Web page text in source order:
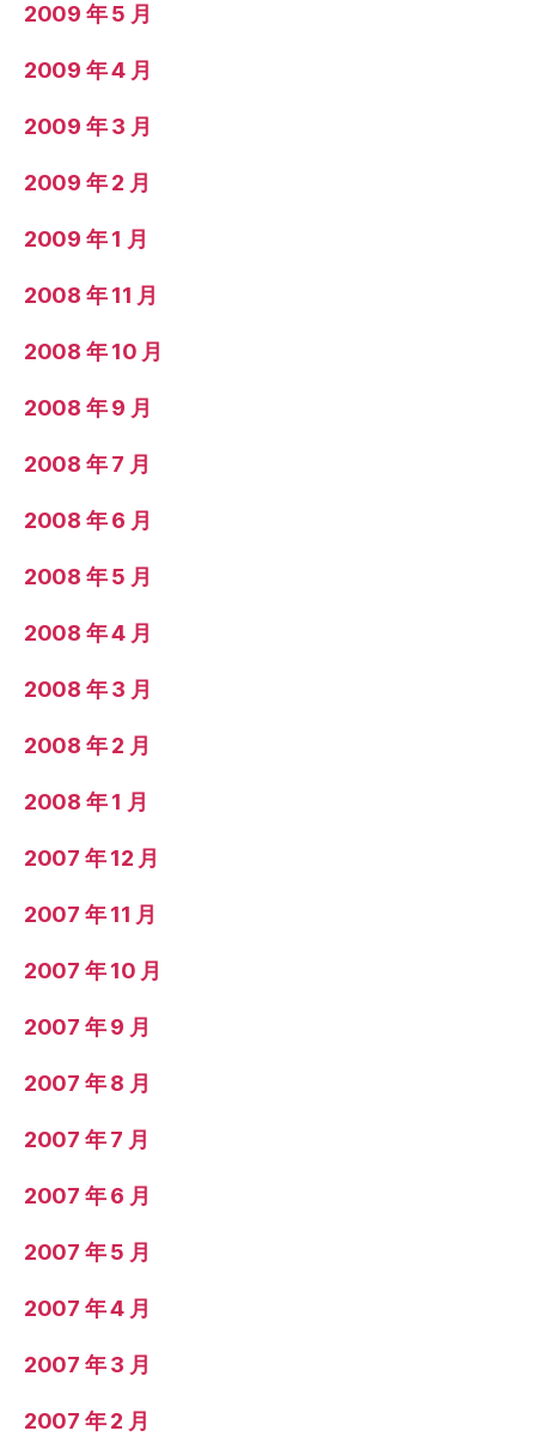
2009 年 5 月
2009 年 4 月
2009 年 3 月
2009 年 2 月
2009 年 1 月
2008 年 11 月
2008 年 10 月
2008 年 9 月
2008 年 7 月
2008 年 6 月
2008 年 5 月
2008 年 4 月
2008 年 3 月
2008 年 2 月
2008 年 1 月
2007 年 12 月
2007 年 11 月
2007 年 10 月
2007 年 9 月
2007 年 8 月
2007 年 7 月
2007 年 6 月
2007 年 5 月
2007 年 4 月
2007 年 3 月
2007 年 2 月